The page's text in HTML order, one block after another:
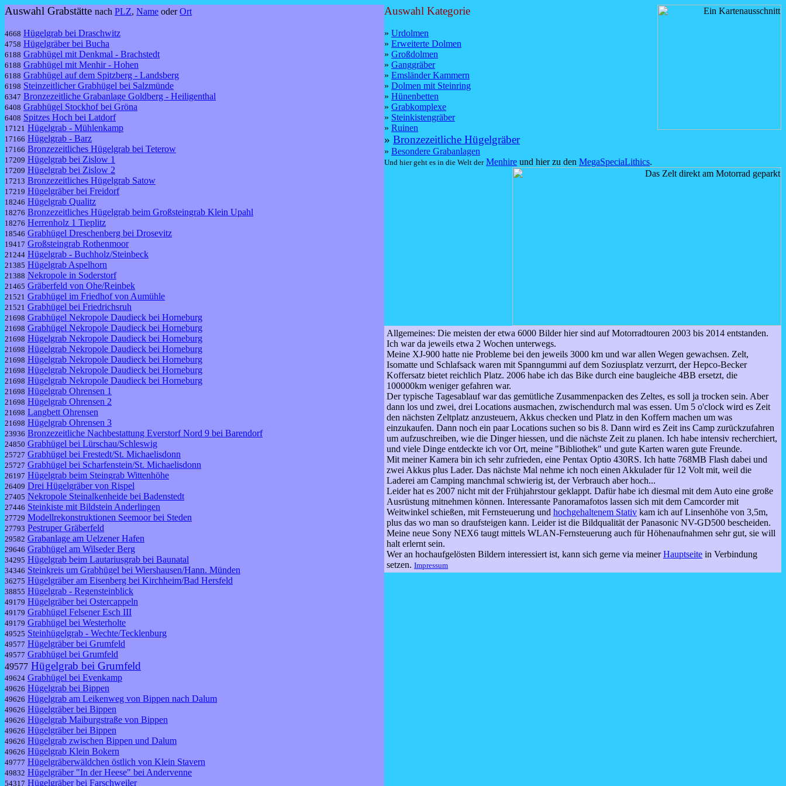
Auswahl Grabstätte nach PLZ, Name oderOrt
4668 Hügelgrab bei Draschwitz
4758 Hügelgräber bei Bucha
6188 Grabhügel mit Denkmal - Brachstedt
6188 Grabhügel mit Menhir - Hohen
6188 Grabhügel auf dem Spitzberg - Landsberg
6198 Steinzeitlicher Grabhügel bei Salzmünde
6347 Bronzezeitliche Grabanlage Goldberg - Heiligenthal
6408 Grabhügel Stockhof bei Gröna
6408 Spitzes Hoch bei Latdorf
17121 Hügelgrab - Mühlenkamp
17166 Hügelgrab - Barz
17166 Bronzezeitliches Hügelgrab bei Teterow
17209 Hügelgrab bei Zislow 1
17209 Hügelgrab bei Zislow 2
17213 Bronzezeitliches Hügelgrab Satow
17219 Hügelgräber bei Freidorf
18246 Hügelgrab Qualitz
18276 Bronzezeitliches Hügelgrab beim Großsteingrab Klein Upahl
18276 Herrenholz 1 Tieplitz
18546 Grabhügel Dreschenberg bei Drosevitz
19417 Großsteingrab Rothenmoor
21244 Hügelgrab - Buchholz/Steinbeck
21385 Hügelgrab Aspelhorn
21388 Nekropole in Soderstorf
21465 Gräberfeld von Ohe/Reinbek
21521 Grabhügel im Friedhof von Aumühle
21521 Grabhügel bei Friedrichsruh
21698 Grabhügel Nekropole Daudieck bei Horneburg
21698 Grabhügel Nekropole Daudieck bei Horneburg
21698 Hügelgrab Nekropole Daudieck bei Horneburg
21698 Hügelgrab Nekropole Daudieck bei Horneburg
21698 Hügelgrab Nekropole Daudieck bei Horneburg
21698 Hügelgrab Nekropole Daudieck bei Horneburg
21698 Hügelgrab Nekropole Daudieck bei Horneburg
21698 Hügelgrab Ohrensen 1
21698 Hügelgrab Ohrensen 2
21698 Langbett Ohrensen
21698 Hügelgrab Ohrensen 3
23936 Bronzezeitliche Nachbestattung Everstorf Nord 9 bei Barendorf
24850 Grabhügel bei Lürschau/Schleswig
25727 Grabhügel bei Frestedt/St. Michaelisdonn
25727 Grabhügel bei Scharfenstein/St. Michaelisdonn
26197 Hügelgrab beim Steingrab Wittenhöhe
26409 Drei Hügelgräber von Rispel
27405 Nekropole Steinalkenheide bei Badenstedt
27446 Steinkiste mit Bildstein Anderlingen
27729 Modellrekonstruktionen Seemoor bei Steden
27793 Pestruper Gräberfeld
29582 Grabanlage am Uelzener Hafen
29646 Grabhügel am Wilseder Berg
34295 Hügelgrab beim Lautariusgrab bei Baunatal
34346 Steinkreis um Grabhügel bei Wiershausen/Hann. Münden
36275 Hügelgräber am Eisenberg bei Kirchheim/Bad Hersfeld
38855 Hügelgrab - Regensteinblick
49179 Hügelgräber bei Ostercappeln
49179 Grabhügel Felsener Esch III
49179 Grabhügel bei Westerholte
49525 Steinhügelgrab - Wechte/Tecklenburg
49577 Hügelgräber bei Grumfeld
49577 Grabhügel bei Grumfeld
49577 Hügelgrab bei Grumfeld
49624 Grabhügel bei Evenkamp
49626 Hügelgrab bei Bippen
49626 Hügelgrab am Leikenweg von Bippen nach Dalum
49626 Hügelgräber bei Bippen
49626 Hügelgrab Maiburgstraße von Bippen
49626 Hügelgräber bei Bippen
49626 Hügelgrab zwischen Bippen und Dalum
49626 Hügelgrab Klein Bokern
49777 Hügelgräberwäldchen östlich von Klein Stavern
49832 Hügelgräber "In der Heese" bei Andervenne
54317 Hügelgräber bei Farschweiler
Auswahl Kategorie
» Urdolmen
» Erweiterte Dolmen
» Großdolmen
» Ganggräber
» Emsländer Kammern
» Dolmen mit Steinring
» Hünenbetten
» Grabkomplexe
» Steinkistengräber
» Ruinen
» Bronzezeitliche Hügelgräber
» Besondere Grabanlagen
Und hier geht es in die Welt der Menhire und hier zu den MegaSpeciaLithics.
Allgemeines: Die meisten der etwa 6000 Bilder hier sind auf Motorradtouren 2003 bis 2014 entstanden.
Ich war da jeweils etwa 2 Wochen unterwegs.
Meine XJ-900 hatte nie Probleme bei den jeweils 3000 km und war allen Wegen gewachsen. Zelt,
Isomatte und Schlafsack waren mit Spanngummi auf dem Soziusplatz verzurrt, der Hepco-Becker
Koffersatz bietet reichlich Platz. 2006 habe ich das Bike durch eine baugleiche 4BB ersetzt, die
100000km weniger gefahren war.
Der typische Tagesablauf war das gemütliche Zusammenpacken des Zeltes, es soll ja trocken sein. Aber
dann los und zwei, drei Locations ausmachen, zwischendurch mal was essen. Um 5 o'clock wird es Zeit
den nächsten Zeltplatz anzusteuern, Akkus checken und Platz in den Koffern machen um was
einzukaufen. Dann noch ein paar Locations suchen so bis 8. Dann wird es Zeit ins Camp zurückzufahren
um aufzuschreiben, wie die Dinger hiessen, und die nächste Zeit zu planen. Ich habe intensiv recherchiert,
und viele Dinge entdeckte ich vor Ort, meine "Bibliothek" und gute Karten waren gute Freunde.
Mit meiner Kamera bin ich sehr zufrieden, eine Pentax Optio 430RS. Ich hatte 768MB Flash dabei und
zwei Akkus plus Lader. Das nächste Mal nehme ich noch einen Akkulader für 12 Volt mit, weil die
Laderei am Camping manchmal schwierig ist, der Verbrauch aber hoch...
Leider hat es 2007 nicht mit der Frühjahrstour geklappt. Dafür habe ich diesmal mit dem Auto eine große
Ausrüstung mitnehmen können. Interessante Panoramafotos lassen sich mit dem Camcorder mit
Weitwinkel schießen, mit Fernsteuerung und hochgehaltenem Stativ kam ich auf Linsenhöhe von 3,5m,
plus das wo man so draufsteigen kann. Leider ist die Bildqualität der Panasonic NV-GD500 bescheiden.
Meine neue Sony NEX6 taugt mittels WLAN-Fernsteuerung auch für Höhenaufnahmen sehr gut, sie will
halt erlernt sein.
Wer an hochaufgelösten Bildern interessiert ist, kann sich gerne via meinerHauptseite in Verbindung
setzen. Impressum